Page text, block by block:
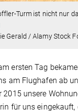
Turm ist nicht nur
Gerald / Alamy Stock
ersten Tag
am Flughafen ab
2015 unsere
für uns